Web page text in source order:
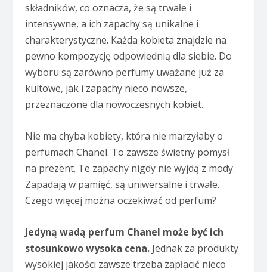
składników, co oznacza, że są trwałe i
intensywne, a ich zapachy są unikalne i
charakterystyczne. Każda kobieta znajdzie na
pewno kompozycję odpowiednią dla siebie. Do
wyboru są zarówno perfumy uważane już za
kultowe, jak i zapachy nieco nowsze,
przeznaczone dla nowoczesnych kobiet.
Nie ma chyba kobiety, która nie marzyłaby o
perfumach Chanel. To zawsze świetny pomysł
na prezent. Te zapachy nigdy nie wyjdą z mody.
Zapadają w pamięć, są uniwersalne i trwałe.
Czego więcej można oczekiwać od perfum?
Jedyną wadą perfum Chanel może być ich
stosunkowo wysoka cena. Jednak za produkty
wysokiej jakości zawsze trzeba zapłacić nieco